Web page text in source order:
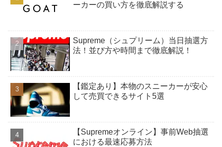
ーカーの買い方を徹底解説する
Supreme（シュプリーム）当日抽選方
法！並び方や時間まで徹底解説！
【鑑定あり】本物のスニーカーが安心
して売買できるサイト5選
【Supremeオンライン】事前Web抽選
における最速応募方法